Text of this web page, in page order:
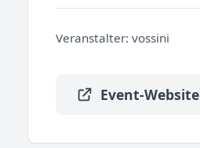
Veranstalter: vossini
Event-Website